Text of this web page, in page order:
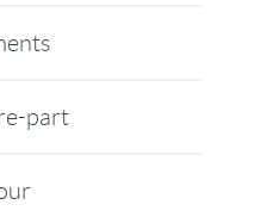
part